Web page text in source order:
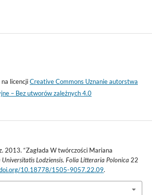
licencjiCreative Commons Uznanie autorstwa
– Bez utworów zależnych 4.0
2013. “Zagłada W twórczości Mariana
Universitatis Lodziensis. Folia Litteraria Polonica 22
10.18778/1505-9057.22.09.